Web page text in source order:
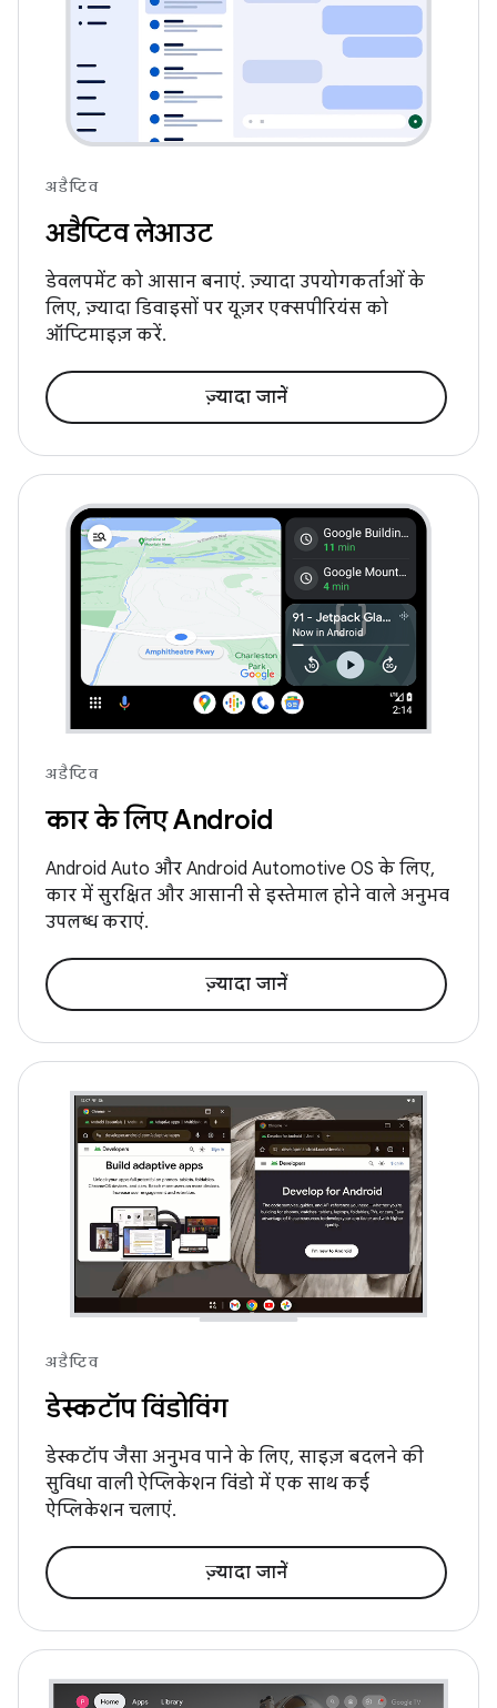
अडैप्टिव
अडैप्टिव लेआउट
डेवलपमेंट को आसान बनाएं. ज़्यादा उपयोगकर्ताओं के
लिए, ज़्यादा डिवाइसों पर यूज़र एक्सपीरियंस को
ऑप्टिमाइज़ करें.
ज़्यादा जानें
अडैप्टिव
कार के लिए Android
Android Auto और Android Automotive OS के लिए,
कार में सुरक्षित और आसानी से इस्तेमाल होने वाले अनुभव
उपलब्ध कराएं.
ज़्यादा जानें
अडैप्टिव
डेस्कटॉप विंडोविंग
डेस्कटॉप जैसा अनुभव पाने के लिए, साइज़ बदलने की
सुविधा वाली ऐप्लिकेशन विंडो में एक साथ कई
ऐप्लिकेशन चलाएं.
ज़्यादा जानें